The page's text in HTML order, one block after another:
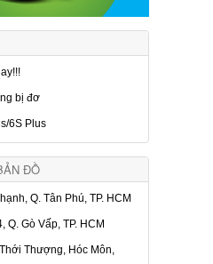
bị đơ
6S Plus
ĐỒ
Q. Tân Phú, TP. HCM
Gò Vấp, TP. HCM
Thượng, Hóc Môn,